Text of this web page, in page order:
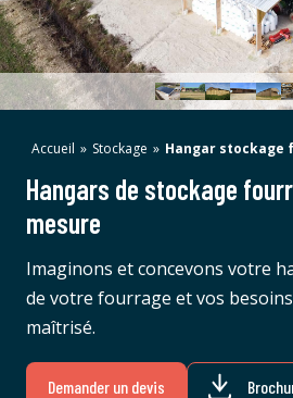
Hangars de stockage
mesure
Accueil » Stockage » Hangar stockage
Imaginons et concevons votre
de votre fourrage et vos
maîtrisé.
Demander un devis